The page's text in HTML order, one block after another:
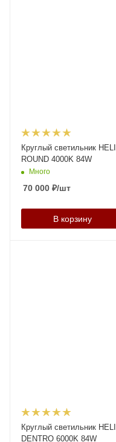
Круглый светильник HELI
ROUND 4000K 84W
Много
70 000 ₽/шт
В корзину
Круглый светильник HELI
DENTRO 6000K 84W